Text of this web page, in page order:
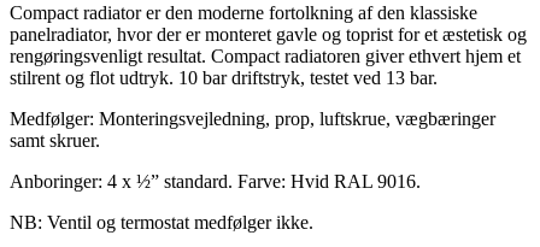
Compact radiator er den moderne fortolkning af den klassiske
panelradiator, hvor der er monteret gavle og toprist for et æstetisk og
rengøringsvenligt resultat. Compact radiatoren giver ethvert hjem et
stilrent og flot udtryk. 10 bar driftstryk, testet ved 13 bar.
Medfølger: Monteringsvejledning, prop, luftskrue, vægbæringer
samt skruer.
Anboringer: 4 x ½” standard. Farve: Hvid RAL 9016.
NB: Ventil og termostat medfølger ikke.